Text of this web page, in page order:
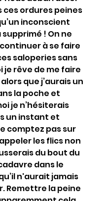
ces ordures peines
inconscient
! On ne
à se faire
saloperies sans
je rêve de me faire
que j’aurais un
la poche et
je n’hésiterais
un instant et
comptez pas sur
les flics non
du bout du
dans le
n'aurait jamais
Remettre la peine